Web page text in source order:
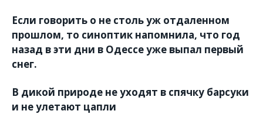
Если говорить о не столь уж отдаленном
прошлом, то синоптик напомнила, что год
назад в эти дни в Одессе уже выпал первый
снег.
В дикой природе не уходят в спячку барсуки
и не улетают цапли